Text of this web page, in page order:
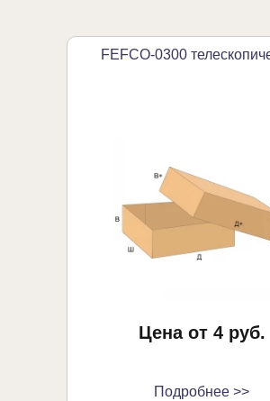
FEFCO-0300
Цена от 4 руб.
Подробнее >>